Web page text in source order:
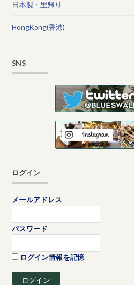
日本製・里帰り
HongKong(香港)
SNS
ログイン
メールアドレス
パスワード
ログイン情報を記憶